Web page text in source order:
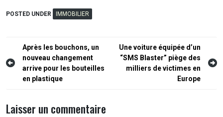
POSTED UNDER IMMOBILIER
Navigation
de
l’article
Après les bouchons, un
nouveau changement
arrive pour les bouteilles
en plastique
Une voiture équipée d’un
“SMS Blaster” piège des
milliers de victimes en
Europe
Laisser un commentaire